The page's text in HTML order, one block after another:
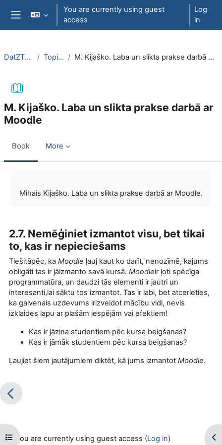
Skip to main content
You are currently using guest
access
Log
in
Open course index
DatZT003 Topic 2 M. Kijaško. Laba un slikta prakse darbā ar Moodle
M. Kijaško. Laba un slikta prakse darbā ar
Moodle
Book More
Mihais Kijaško. Laba un slikta prakse darbā ar Moodle.
2.7. Nemēģiniet izmantot visu, bet tikai
to, kas ir nepieciešams
Tiešitāpēc, ka Moodle ļauj kaut ko darīt, nenozīmē, kajums
obligāti tas ir jāizmanto savā kursā. Moodleir ļoti spēcīga
programmatūra, un daudzi tās elementi ir jautri un
interesanti,lai sāktu tos izmantot. Tas ir labi, bet atcerieties,
ka galvenais uzdevums irizveidot mācību vidi, nevis
izklaides lapu ar plašām iespējām vai efektiem!
Kas ir jāzina studentiem pēc kursa beigšanas?
Kas ir jāmāk studentiem pēc kursa beigšanas?
Ļaujiet šiem jautājumiem diktēt, kā jums izmantot Moodle.
You are currently using guest access (Log in)